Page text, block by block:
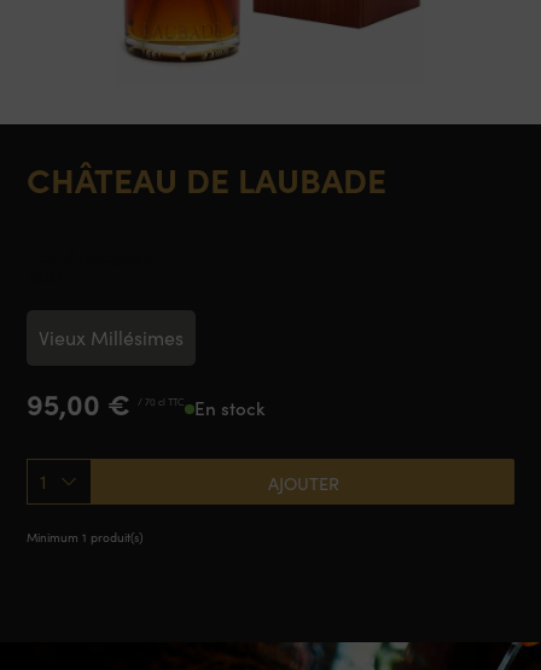
CHÂTEAU DE LAUBADE
95,00 € / 70 cl TTC En stock
1 AJOUTER
Minimum 1 produit(s)
Vieux Millésimes